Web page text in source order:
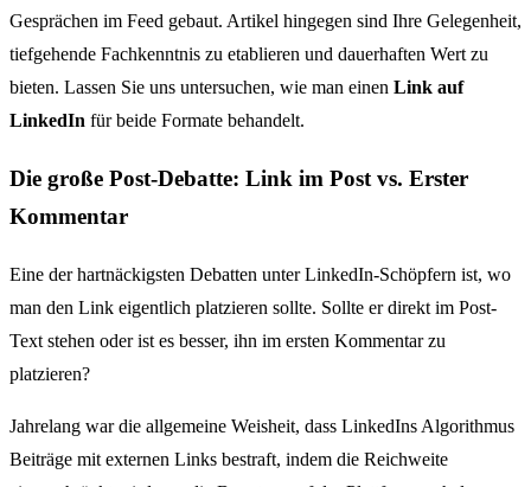
Gesprächen im Feed gebaut. Artikel hingegen sind Ihre Gelegenheit,
tiefgehende Fachkenntnis zu etablieren und dauerhaften Wert zu
bieten. Lassen Sie uns untersuchen, wie man einen Link auf
LinkedIn für beide Formate behandelt.
Die große Post-Debatte: Link im Post vs. Erster
Kommentar
Eine der hartnäckigsten Debatten unter LinkedIn-Schöpfern ist, wo
man den Link eigentlich platzieren sollte. Sollte er direkt im Post-
Text stehen oder ist es besser, ihn im ersten Kommentar zu
platzieren?
Jahrelang war die allgemeine Weisheit, dass LinkedIns Algorithmus
Beiträge mit externen Links bestraft, indem die Reichweite